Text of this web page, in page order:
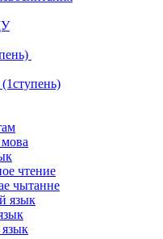
чтение
чытанне
язык